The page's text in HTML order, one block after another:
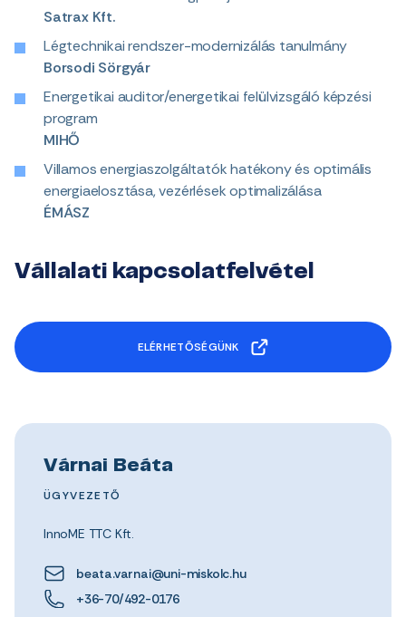
Satrax Kft.
Légtechnikai rendszer-modernizálás tanulmány
Borsodi Sörgyár
Energetikai auditor/energetikai felülvizsgáló képzési
program
MIHŐ
Villamos energiaszolgáltatók hatékony és optimális
energiaelosztása, vezérlések optimalizálása
ÉMÁSZ
Vállalati kapcsolatfelvétel
ELÉRHETŐSÉGÜNK
Várnai Beáta
ÜGYVEZETŐ
InnoME TTC Kft.
beata.varnai@uni-miskolc.hu
+36-70/492-0176